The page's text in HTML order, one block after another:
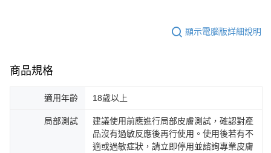
顯示電腦版詳細說明
商品規格
適用年齡 18歲以上
局部測試
建議使用前應進行局部皮膚測試，確認對產
品沒有過敏反應後再行使用。使用後若有不
適或過敏症狀，請立即停用並諮詢專業皮膚